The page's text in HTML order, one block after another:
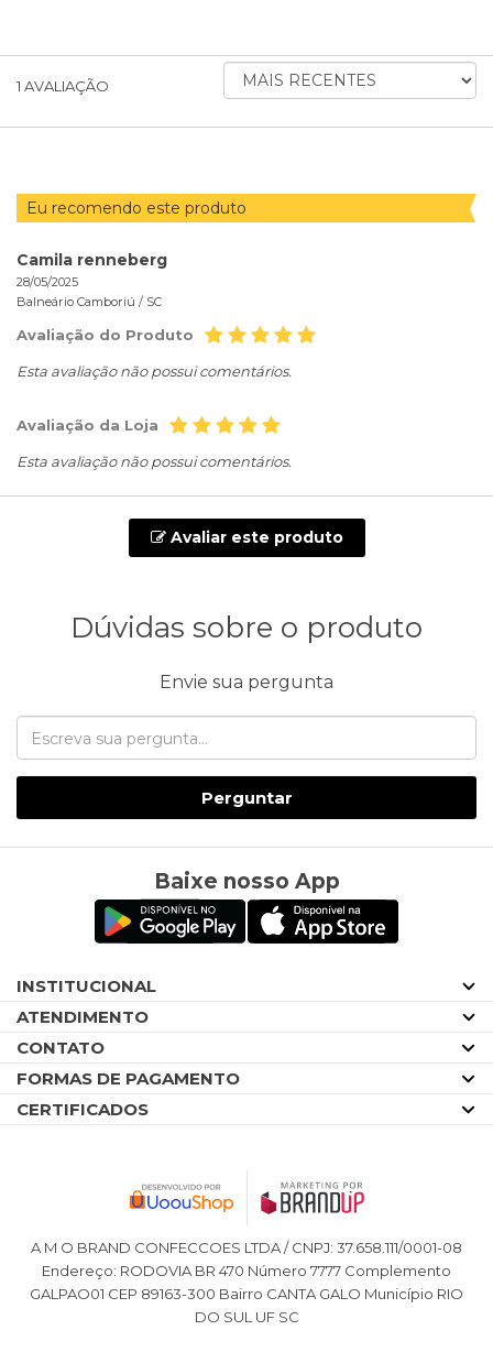
1 AVALIAÇÃO
ORDENAR
AVALIAÇÕES
Eu recomendo este produto
Camila renneberg
28/05/2025
Balneário Camboriú / SC
Avaliação do Produto
Esta avaliação não possui comentários.
Avaliação da Loja
Esta avaliação não possui comentários.
Avaliar este produto
Dúvidas sobre o produto
Envie sua pergunta
Perguntar
Baixe nosso App
INSTITUCIONAL
ATENDIMENTO
CONTATO
FORMAS DE PAGAMENTO
CERTIFICADOS
A M O BRAND CONFECCOES LTDA / CNPJ: 37.658.111/0001-08
Endereço: RODOVIA BR 470 Número 7777 Complemento
GALPAO01 CEP 89163-300 Bairro CANTA GALO Município RIO
DO SUL UF SC